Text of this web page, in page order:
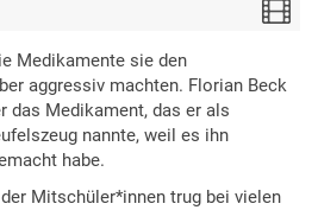
Medikamente sie den
aggressiv machten. Florian Beck
das Medikament, das er als
nannte, weil es ihn
habe.
Mitschüler*innen trug bei vielen